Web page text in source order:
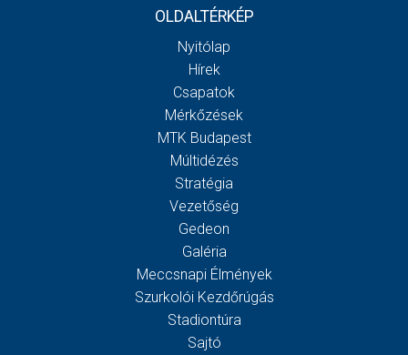
OLDALTÉRKÉP
Nyitólap
Hírek
Csapatok
Mérkőzések
MTK Budapest
Múltidézés
Stratégia
Vezetőség
Gedeon
Galéria
Meccsnapi Élmények
Szurkolói Kezdőrúgás
Stadiontúra
Sajtó